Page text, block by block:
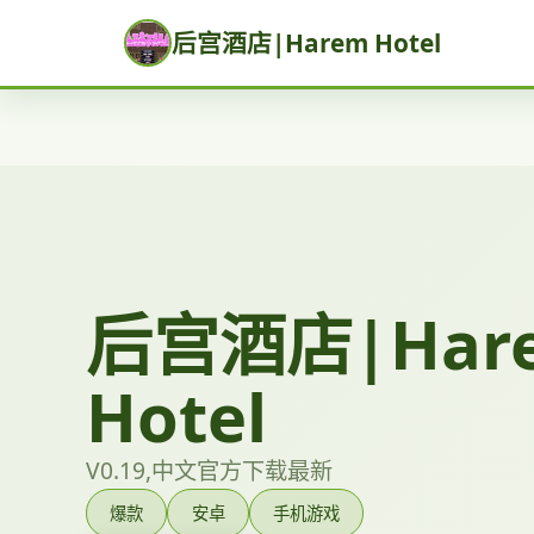
后宫酒店|Harem Hotel
后宫酒店
Hotel
V0.19,中文官方下载最新
爆款 安卓 手机游戏